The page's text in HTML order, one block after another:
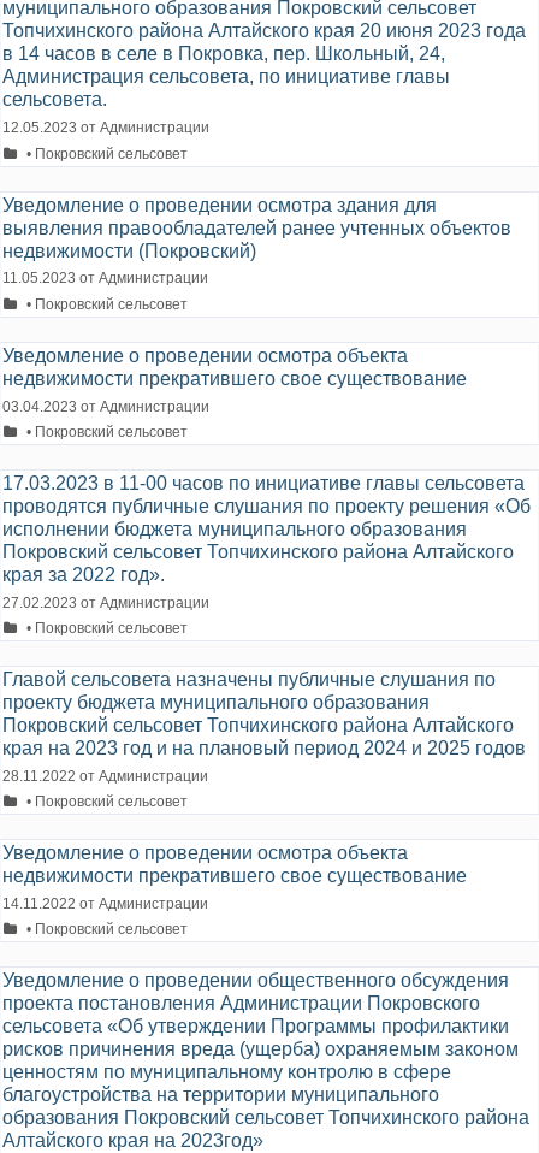
муниципального образования Покровский сельсовет
Топчихинского района Алтайского края 20 июня 2023 года
в 14 часов в селе в Покровка, пер. Школьный, 24,
Администрация сельсовета, по инициативе главы
сельсовета.
12.05.2023 от Администрации
Рубрики
• Покровский сельсовет
Уведомление о проведении осмотра здания для
выявления правообладателей ранее учтенных объектов
недвижимости (Покровский)
11.05.2023 от Администрации
Рубрики
• Покровский сельсовет
Уведомление о проведении осмотра объекта
недвижимости прекратившего свое существование
03.04.2023 от Администрации
Рубрики
• Покровский сельсовет
17.03.2023 в 11-00 часов по инициативе главы сельсовета
проводятся публичные слушания по проекту решения «Об
исполнении бюджета муниципального образования
Покровский сельсовет Топчихинского района Алтайского
края за 2022 год».
27.02.2023 от Администрации
Рубрики
• Покровский сельсовет
Главой сельсовета назначены публичные слушания по
проекту бюджета муниципального образования
Покровский сельсовет Топчихинского района Алтайского
края на 2023 год и на плановый период 2024 и 2025 годов
28.11.2022 от Администрации
Рубрики
• Покровский сельсовет
Уведомление о проведении осмотра объекта
недвижимости прекратившего свое существование
14.11.2022 от Администрации
Рубрики
• Покровский сельсовет
Уведомление о проведении общественного обсуждения
проекта постановления Администрации Покровского
сельсовета «Об утверждении Программы профилактики
рисков причинения вреда (ущерба) охраняемым законом
ценностям по муниципальному контролю в сфере
благоустройства на территории муниципального
образования Покровский сельсовет Топчихинского района
Алтайского края на 2023год»